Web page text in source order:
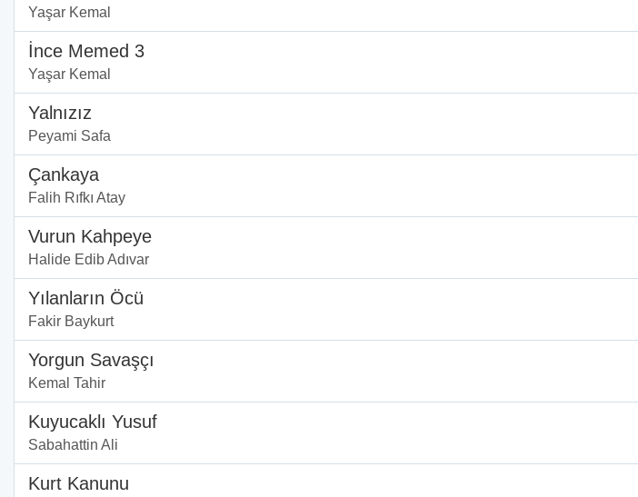
Yaşar Kemal
İnce Memed 3
Yaşar Kemal
Yalnızız
Peyami Safa
Çankaya
Falih Rıfkı Atay
Vurun Kahpeye
Halide Edib Adıvar
Yılanların Öcü
Fakir Baykurt
Yorgun Savaşçı
Kemal Tahir
Kuyucaklı Yusuf
Sabahattin Ali
Kurt Kanunu